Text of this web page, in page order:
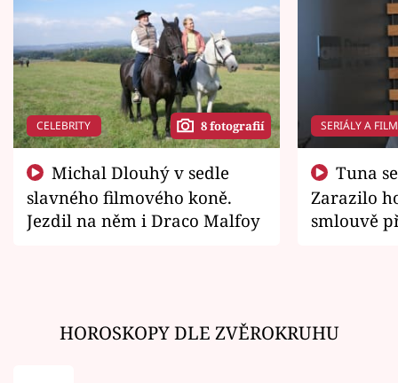
CELEBRITY 8 fotografií
slavného filmového koně.
Jezdil na něm i Draco Malfoy
SERIÁLY A
Zarazilo
smlouvě
HOROSKOPY DLE ZVĚROKRUHU